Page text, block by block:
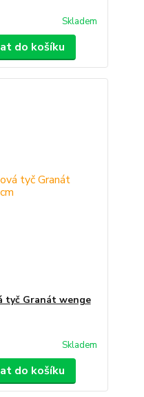
Skladem
do košíku
tyč Granát wenge
Skladem
do košíku